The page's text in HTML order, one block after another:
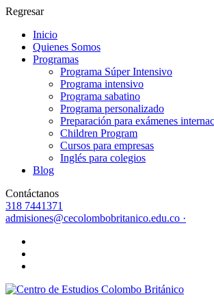
Regresar
Inicio
Quienes Somos
Programas
Programa Súper Intensivo
Programa intensivo
Programa sabatino
Programa personalizado
Preparación para exámenes
Children Program
Cursos para empresas
Inglés para colegios
Blog
Contáctanos
318 7441371
admisiones@cecolombobritanico.edu.co ·